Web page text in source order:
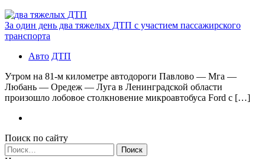
За один день два тяжелых ДТП с участием пассажирского
транспорта
Авто ДТП
Утром на 81-м километре автодороги Павлово — Мга —
Любань — Оредеж — Луга в Ленинградской области
произошло лобовое столкновение микроавтобуса Ford с […]
Поиск по сайту
Найти: